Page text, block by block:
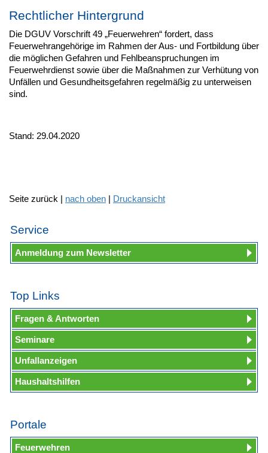
Rechtlicher Hintergrund
Die DGUV Vorschrift 49 „Feuerwehren“ fordert, dass
Feuerwehrangehörige im Rahmen der Aus- und Fortbildung über
die möglichen Gefahren und Fehlbeanspruchungen im
Feuerwehrdienst sowie über die Maßnahmen zur Verhütung von
Unfällen und Gesundheitsgefahren regelmäßig zu unterweisen
sind.
Stand: 29.04.2020
Seite zurück | nach oben | Druckansicht
Service
Anmeldung zum Newsletter
Top Links
Fragen & Antworten
Seminare
Unfallanzeigen
Haushaltshilfen
Portale
Feuerwehren